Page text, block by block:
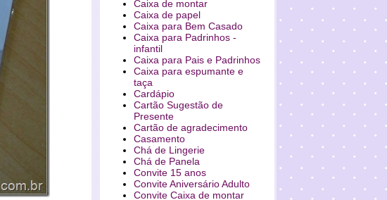
Caixa de montar
Caixa de papel
Caixa para Bem Casado
Caixa para Padrinhos -
infantil
Caixa para Pais e Padrinhos
Caixa para espumante e
taça
Cardápio
Cartão Sugestão de
Presente
Cartão de agradecimento
Casamento
Chá de Lingerie
Chá de Panela
Convite 15 anos
Convite Aniversário Adulto
Convite Caixa de montar